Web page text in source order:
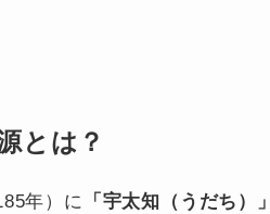
とは？
年）に 「宇太知（うだち）」